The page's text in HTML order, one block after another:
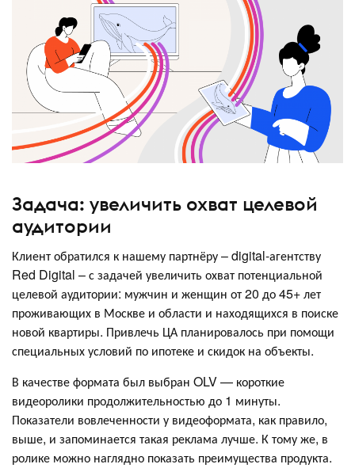
Задача: увеличить охват целевой
аудитории
Клиент обратился к нашему партнёру – digital-агентству
Red Digital – с задачей увеличить охват потенциальной
целевой аудитории: мужчин и женщин от 20 до 45+ лет
проживающих в Москве и области и находящихся в поиске
новой квартиры. Привлечь ЦА планировалось при помощи
специальных условий по ипотеке и скидок на объекты.
В качестве формата был выбран OLV — короткие
видеоролики продолжительностью до 1 минуты.
Показатели вовлеченности у видеоформата, как правило,
выше, и запоминается такая реклама лучше. К тому же, в
ролике можно наглядно показать преимущества продукта.